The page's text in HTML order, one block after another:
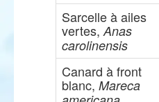
Sarcelle à ailes
vertes, Anas
carolinensis
Canard à front
blanc, Mareca